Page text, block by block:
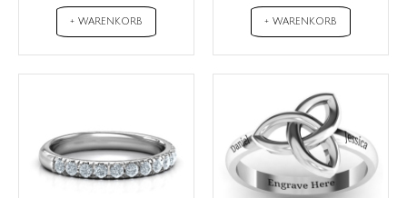
+ WARENKORB + WARENKORB